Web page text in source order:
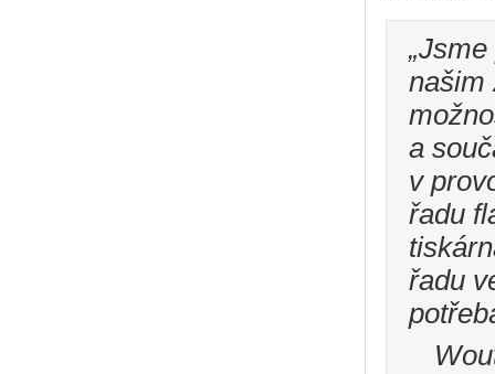
našim
a
v
řadu
řadu